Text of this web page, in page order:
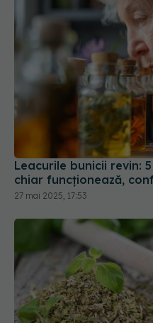
Leacurile bunicii revin:
chiar funcționează,
27 mai 2025, 17:53